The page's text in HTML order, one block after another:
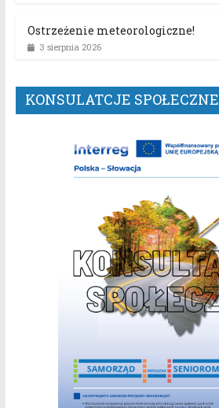
Ostrzeżenie meteorologiczne!
3 sierpnia 2026
KONSULATCJE SPOŁECZNE